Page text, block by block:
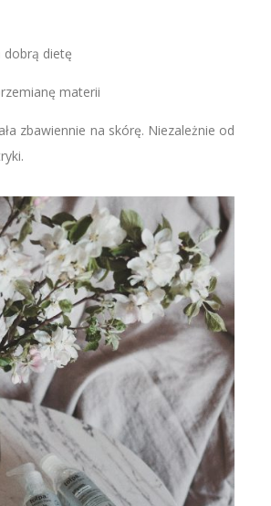
dietę
materii
zbawiennie na skórę. Niezależnie od